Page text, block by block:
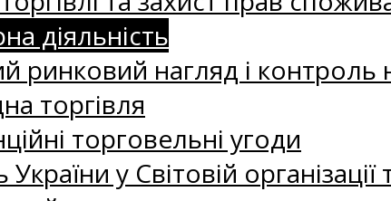
діяльність
ринковий нагляд і контроль
торгівля
торговельні угоди
України у Світовій організації